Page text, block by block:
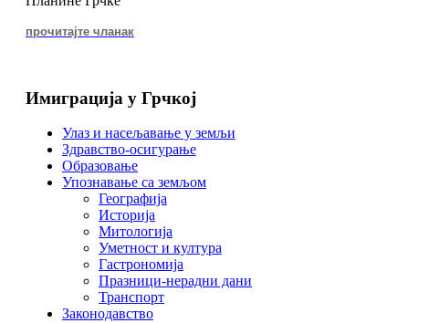
прочитајте чланак
Имиграција у Грчкој
Улаз и насељавање у земљи
Здравство-осигурање
Образовање
Упознавање са земљом
Географија
Историја
Митологија
Уметност и култура
Гастрономија
Празници-нерадни дани
Транспорт
Законодавство